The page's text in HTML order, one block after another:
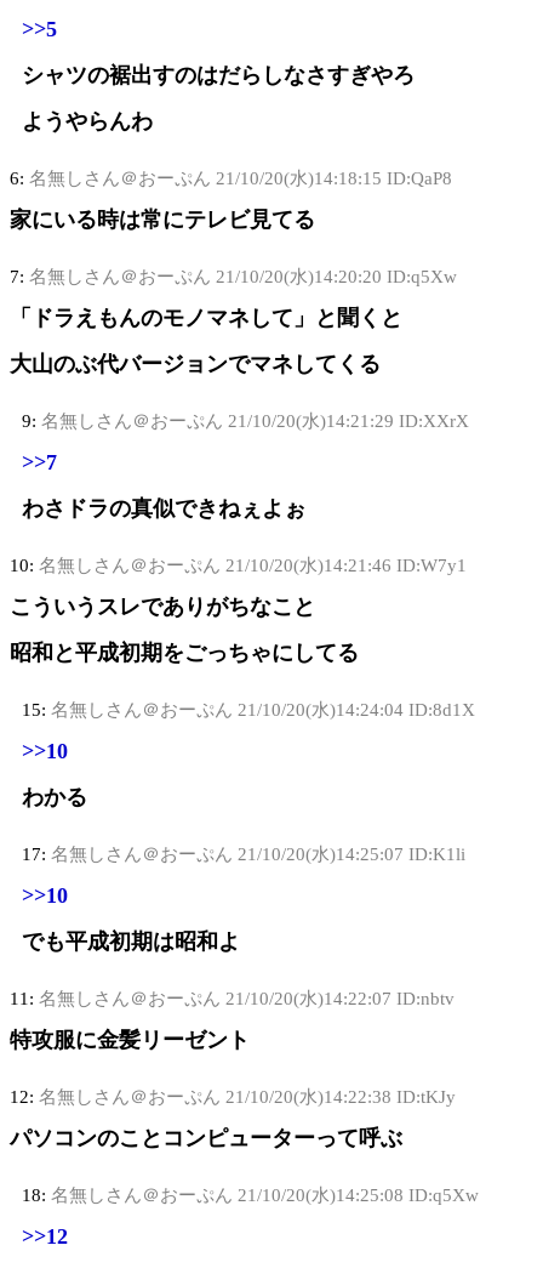
>>5
シャツの裾出すのはだらしなさすぎやろ
ようやらんわ
6: 名無しさん＠おーぷん 21/10/20(水)14:18:15 ID:QaP8
家にいる時は常にテレビ見てる
7: 名無しさん＠おーぷん 21/10/20(水)14:20:20 ID:q5Xw
「ドラえもんのモノマネして」と聞くと
大山のぶ代バージョンでマネしてくる
9: 名無しさん＠おーぷん 21/10/20(水)14:21:29 ID:XXrX
>>7
わさドラの真似できねぇよぉ
10: 名無しさん＠おーぷん 21/10/20(水)14:21:46 ID:W7y1
こういうスレでありがちなこと
昭和と平成初期をごっちゃにしてる
15: 名無しさん＠おーぷん 21/10/20(水)14:24:04 ID:8d1X
>>10
わかる
17: 名無しさん＠おーぷん 21/10/20(水)14:25:07 ID:K1li
>>10
でも平成初期は昭和よ
11: 名無しさん＠おーぷん 21/10/20(水)14:22:07 ID:nbtv
特攻服に金髪リーゼント
12: 名無しさん＠おーぷん 21/10/20(水)14:22:38 ID:tKJy
パソコンのことコンピューターって呼ぶ
18: 名無しさん＠おーぷん 21/10/20(水)14:25:08 ID:q5Xw
>>12